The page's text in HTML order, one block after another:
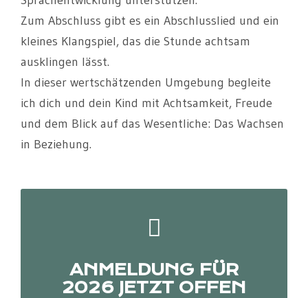
Zum Abschluss gibt es ein Abschlusslied und ein
kleines Klangspiel, das die Stunde achtsam
ausklingen lässt.
In dieser wertschätzenden Umgebung begleite
ich dich und dein Kind mit Achtsamkeit, Freude
und dem Blick auf das Wesentliche: Das Wachsen
in Beziehung.
ANMELDUNG FÜR
2026 JETZT OFFEN